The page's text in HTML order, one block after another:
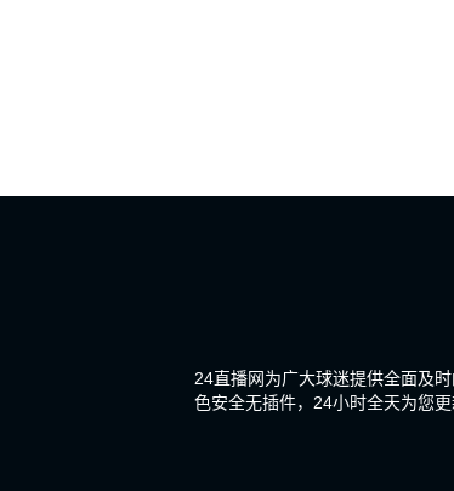
24直播网为广大球迷提供全面及
色安全无插件，24小时全天为您